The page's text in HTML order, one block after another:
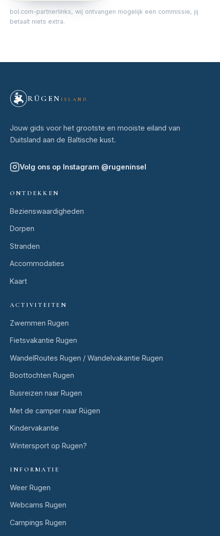
bol.com-partnerlinks, wij ontvangen mogelijk een commissie, jij
betaalt niets extra.
RÜGEN ISLAND
Jouw gids voor het grootste en mooiste eiland van
Duitsland aan de Baltische kust.
Volg ons op Instagram @rugeninsel
ONTDEKKEN
Bezienswaardigheden
Dorpen
Stranden
Accommodaties
Kaart
ACTIVITEITEN
Zwemmen Rugen
Fietsvakantie Rugen
WandelRoutes Rugen / Wandelvakantie Rugen
Boottochten Rugen
Busreizen naar Rugen
Met de camper naar Rügen
Kindervakantie
Wintersport op Rugen?
INFORMATIE
Weer Rugen
Webcams Rugen
Campings Rugen